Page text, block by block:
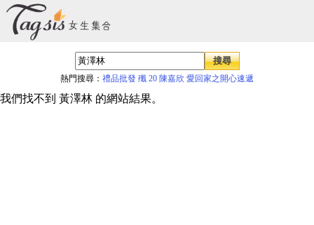
熱門搜尋： 禮品批發 殲 20 陳嘉欣 愛回家之開心速遞
我們找不到 黃澤林 的網站結果。